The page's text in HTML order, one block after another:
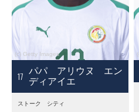
17 パパ アリウヌ エン
ディアイエ
ストーク シティ